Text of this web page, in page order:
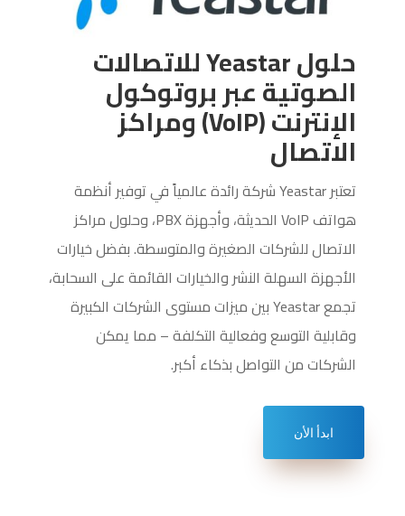
حلول Yeastar للاتصالات
الصوتية عبر بروتوكول
الإنترنت (VoIP) ومراكز
الاتصال
تعتبر Yeastar شركة رائدة عالمياً في توفير أنظمة
هواتف VoIP الحديثة، وأجهزة PBX، وحلول مراكز
الاتصال للشركات الصغيرة والمتوسطة. بفضل خيارات
الأجهزة السهلة النشر والخيارات القائمة على السحابة،
تجمع Yeastar بين ميزات مستوى الشركات الكبيرة
وقابلية التوسع وفعالية التكلفة – مما يمكن
الشركات من التواصل بذكاء أكبر.
ابدأ الأن